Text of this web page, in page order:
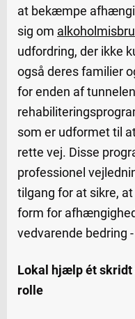
at bekæmpe
sig om
udfordring, der ikke
også deres familier
for enden af
som er udformet til
rette vej. Disse
professionel
tilgang for at sikre,
form for
vedvarende bedring
Lokal hjælp ét skridt
rolle